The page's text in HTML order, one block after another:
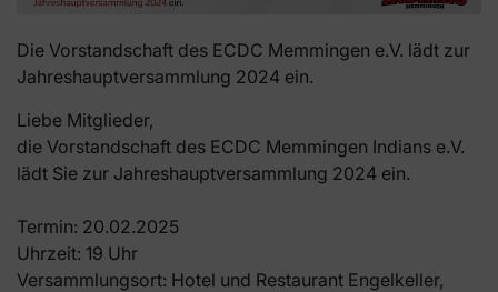
Die Vorstandschaft des ECDC Memmingen e.V. lädt zur
Jahreshauptversammlung 2024 ein.
Liebe Mitglieder,
die Vorstandschaft des ECDC Memmingen Indians e.V.
lädt Sie zur Jahreshauptversammlung 2024 ein.
Termin: 20.02.2025
Uhrzeit: 19 Uhr
Versammlungsort: Hotel und Restaurant Engelkeller,